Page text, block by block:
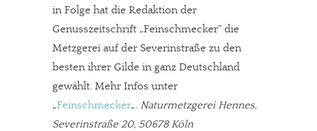
in Folge hat die Redaktion der
Genusszeitschrift „Feinschmecker“ die
Metzgerei auf der Severinstraße zu den
besten ihrer Gilde in ganz Deutschland
gewählt. Mehr Infos unter
„Feinschmecker„. Naturmetzgerei Hennes,
Severinstraße 20, 50678 Köln